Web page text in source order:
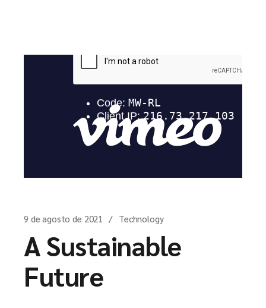
9 de agosto de 2021 Technology
A Sustainable
Future